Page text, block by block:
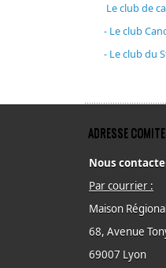
Le club de
- Le club
- Le club du
ADRESSE COMITE
Nous
Par courrier :
Maison
68, Avenue
69007 Lyon